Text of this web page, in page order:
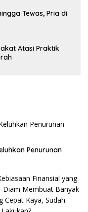
Tewas, Pria di
Atasi Praktik
Penurunan